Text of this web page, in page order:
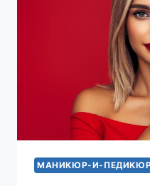
МАНИКЮР-И-